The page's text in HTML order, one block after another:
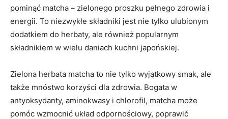
pominąć matcha – zielonego proszku pełnego zdrowia i
energii. To niezwykłe składniki jest nie tylko ulubionym
dodatkiem do herbaty, ale również popularnym
składnikiem w wielu daniach kuchni japońskiej.
Zielona herbata matcha to nie tylko wyjątkowy smak, ale
także mnóstwo korzyści dla zdrowia. Bogata w
antyoksydanty, aminokwasy i chlorofil, matcha może
pomóc wzmocnić układ odpornościowy, poprawić